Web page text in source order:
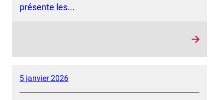
présente les...
5 janvier 2026